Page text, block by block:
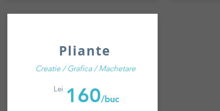
Pliante
Creatie / Grafica / Machetare
Lei 160/buc